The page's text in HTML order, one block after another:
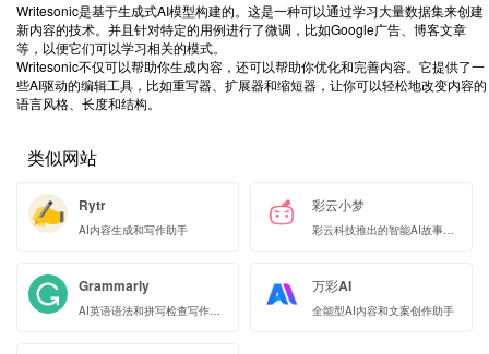
Writesonic是基于生成式AI模型构建的。这是一种可以通过学习大量数据集来创建
新内容的技术。并且针对特定的用例进行了微调，比如Google广告、博客文章
等，以便它们可以学习相关的模式。
Writesonic不仅可以帮助你生成内容，还可以帮助你优化和完善内容。它提供了一
些AI驱动的编辑工具，比如重写器、扩展器和缩短器，让你可以轻松地改变内容的
语言风格、长度和结构。
类似网站
Rytr
AI内容生成和写作助手
彩云小梦
彩云科技推出的智能AI故事写作工具
Grammarly
AI英语语法和拼写检查写作助手
万彩AI
全能型AI内容和文案创作助手